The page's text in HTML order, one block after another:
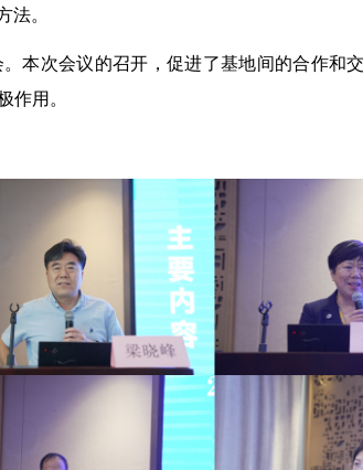
法。
。本次会议的召开，促进了基地间的合作和
作用。